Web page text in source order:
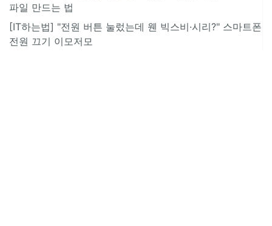
파일 만드는 법
[IT하는법] "전원 버튼 눌렀는데 웬 빅스비·시리?" 스마트폰
전원 끄기 이모저모